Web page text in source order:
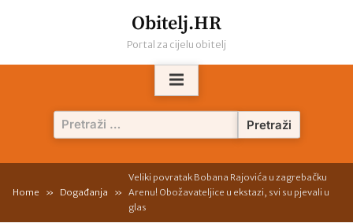
Obitelj.HR
Portal za cijelu obitelj
Pretraži:
Home Događanja
Veliki povratak Bobana Rajovića u zagrebačku
Arenu! Obožavateljice u ekstazi, svi su pjevali u
glas